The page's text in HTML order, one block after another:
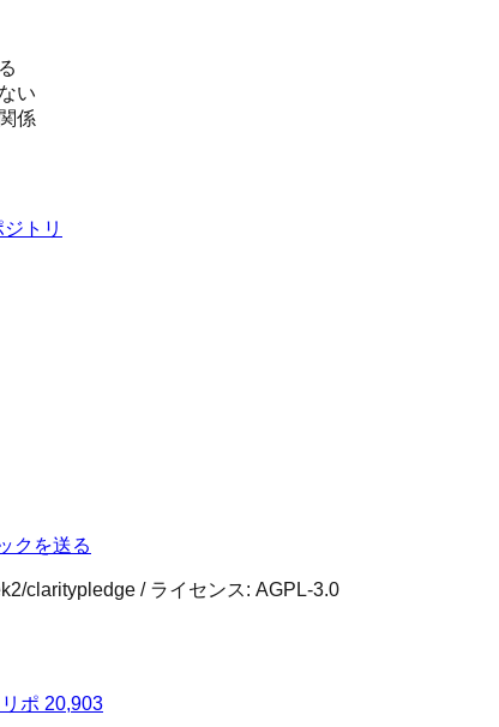
い
係
ジトリ
クを送る
claritypledge / ライセンス: AGPL-3.0
リポ 20,903